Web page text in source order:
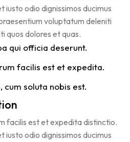
iusto odio dignissimos ducimus
voluptatum deleniti
quos dolores et quas.
qui officia deserunt.
facilis est et expedita.
soluta nobis est.
facilis est et expedita distinctio.
iusto odio dignissimos ducimus